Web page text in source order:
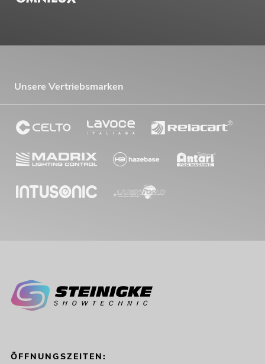
Unsere Vertriebsmarken
ÖFFNUNGSZEITEN: